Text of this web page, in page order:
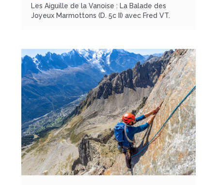
Les Aiguille de la Vanoise : La Balade des
Joyeux Marmottons (D. 5c II) avec Fred VT.